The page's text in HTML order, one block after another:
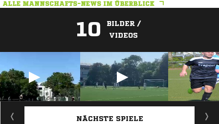
ALLE MANNSCHAFTS-NEWS IM ÜBERBLICK
10
BILDER /
VIDEOS
ANZEIGE
NÄCHSTE SPIELE